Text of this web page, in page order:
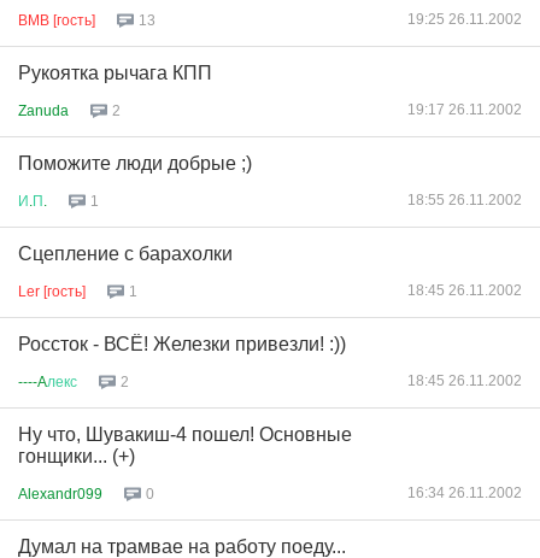
BMB [гость] 13 19:25 26.11.2002
Рукоятка рычага КПП
Zanuda 2 19:17 26.11.2002
Поможите люди добрые ;)
И П 1 18:55 26.11.2002
Cцепление с барахолки
Ler [гость] 1 18:45 26.11.2002
Россток - ВСЁ! Железки привезли! :))
----Aлекс 2 18:45 26.11.2002
Ну что, Шувакиш-4 пошел! Основные
гонщики... (+)
Alexandr099 0 16:34 26.11.2002
Думал на трамвае на работу поеду...